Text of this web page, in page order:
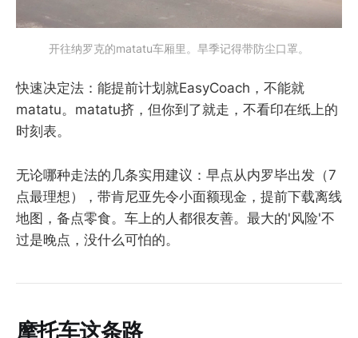
开往纳罗克的matatu车厢里。旱季记得带防尘口罩。
快速决定法：能提前计划就EasyCoach，不能就
matatu。matatu挤，但你到了就走，不看印在纸上的
时刻表。
无论哪种走法的几条实用建议：早点从内罗毕出发（7
点最理想），带肯尼亚先令小面额现金，提前下载离线
地图，备点零食。车上的人都很友善。最大的'风险'不
过是晚点，没什么可怕的。
摩托车这条路